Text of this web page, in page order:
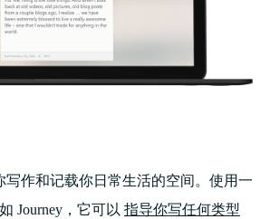
写作和记载你日常生活的空间。使用一
如 Journey，它可以 指导你写任何类型